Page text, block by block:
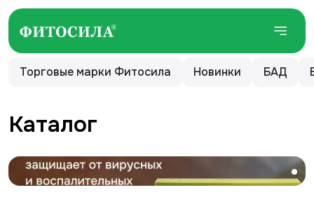
Торговые марки Фитосила Новинки БАД
Каталог